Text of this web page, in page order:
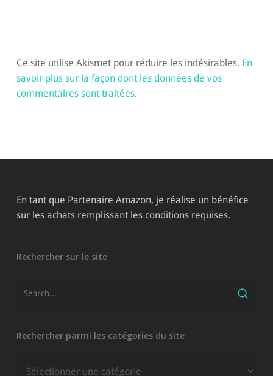
Ce site utilise Akismet pour réduire les indésirables. En
savoir plus sur la façon dont les données de vos
commentaires sont traitées.
En tant que Partenaire Amazon, je réalise un bénéfice
sur les achats remplissant les conditions requises.
Rechercher sur le site
Rechercher parmi les catégories du site
Rechercher